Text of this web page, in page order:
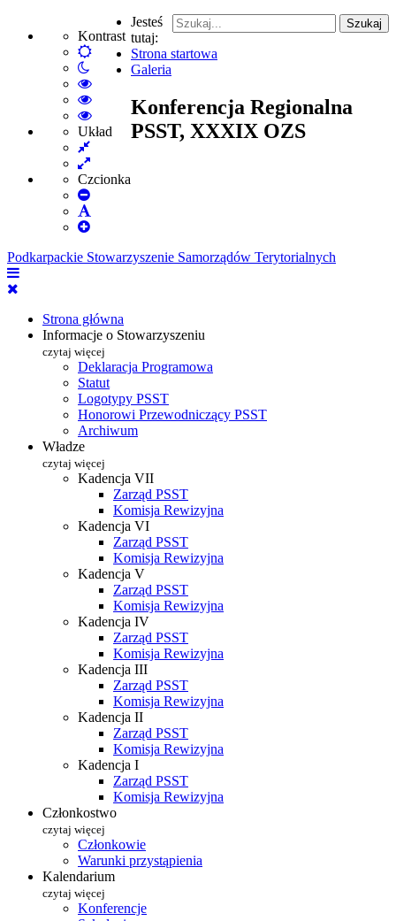
Kontrast
Default
mode
Włącz
tryb
nocny
High
Contrast
Black
White
High
Contrast
Black
High
Contrast
mode
Układ
Fixed
layout
Wide
layout
Czcionka
Set
Font
Set
Font
Szukaj
Podkarpackie Stowarzyszenie Samorządów Terytorialnych
Strona główna
Informacje o Stowarzyszeniu
czytaj więcej
Deklaracja Programowa
Statut
Logotypy PSST
Honorowi Przewodniczący PSST
Archiwum
Władze
czytaj więcej
Kadencja VII
Zarząd PSST
Komisja Rewizyjna
Kadencja VI
Zarząd PSST
Komisja Rewizyjna
Kadencja V
Zarząd PSST
Komisja Rewizyjna
Kadencja IV
Zarząd PSST
Komisja Rewizyjna
Kadencja III
Zarząd PSST
Komisja Rewizyjna
Kadencja II
Zarząd PSST
Komisja Rewizyjna
Kadencja I
Zarząd PSST
Komisja Rewizyjna
Członkostwo
czytaj więcej
Członkowie
Warunki przystąpienia
Kalendarium
czytaj więcej
Konferencje
Jesteś
tutaj:
Strona startowa
Galeria
Konferencja Regionalna
PSST, XXXIX OZS